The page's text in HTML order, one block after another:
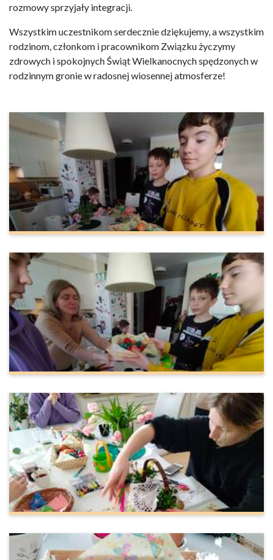
rozmowy sprzyjały integracji.
Wszystkim uczestnikom serdecznie dziękujemy, a wszystkim
rodzinom, członkom i pracownikom Związku życzymy
zdrowych i spokojnych Świąt Wielkanocnych spędzonych w
rodzinnym gronie w radosnej wiosennej atmosferze!